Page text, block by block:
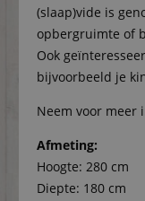
(slaap)vide is
opbergruimte of
Ook
bijvoorbeeld je
Neem voor meer
Afmeting:
Hoogte: 280 cm
Diepte: 180 cm